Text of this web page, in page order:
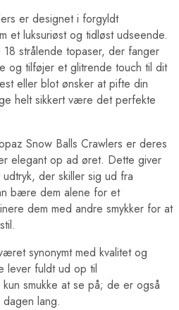
er designet i forgyldt
et luksuriøst og tidløst udseende.
strålende topaser, der fanger
og tilføjer et glitrende touch til dit
eller blot ønsker at pifte din
helt sikkert være det perfekte
Snow Balls Crawlers er deres
elegant op ad øret. Dette giver
der skiller sig ud fra
bære dem alene for et
dem med andre smykker for at
synonymt med kvalitet og
lever fuldt ud op til
smukke at se på; de er også
lang.